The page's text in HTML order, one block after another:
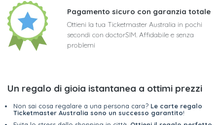
Pagamento sicuro con garanzia totale
Ottieni la tua Ticketmaster Australia in pochi
secondi con doctorSIM. Affidabile e senza
problemi
Un regalo di gioia istantanea a ottimi prezzi
Non sai cosa regalare a una persona cara? Le carte regalo
Ticketmaster Australia sono un successo garantito!